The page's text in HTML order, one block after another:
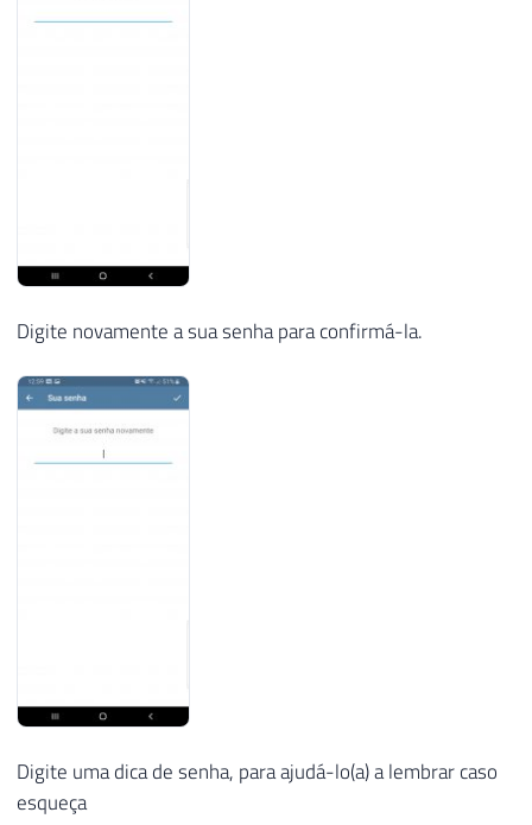
Digite novamente a sua senha para confirmá-la.
Digite uma dica de senha, para ajudá-lo(a) a lembrar caso
esqueça